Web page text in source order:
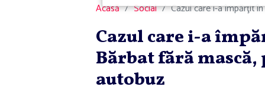
Acasă Social Cazul care i-a împărţit
Cazul care i-a
Bărbat fără
autobuz